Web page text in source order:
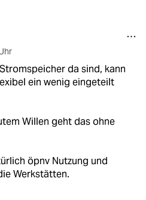
da sind, kann
ein wenig eingeteilt
Willen geht das ohne
öpnv Nutzung und
Werkstätten.